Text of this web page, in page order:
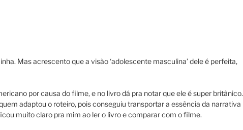
Mas acrescento que a visão ‘adolescente masculina’ dele é perfeita,
por causa do filme, e no livro dá pra notar que ele é super britânico.
adaptou o roteiro, pois conseguiu transportar a essência da narrativa
muito claro pra mim ao ler o livro e comparar com o filme.